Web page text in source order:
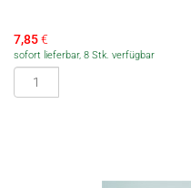
7,85€
sofort lieferbar, 8 Stk. verfügbar